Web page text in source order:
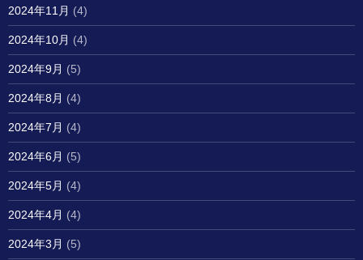
2024年11月 (4)
2024年10月 (4)
2024年9月 (5)
2024年8月 (4)
2024年7月 (4)
2024年6月 (5)
2024年5月 (4)
2024年4月 (4)
2024年3月 (5)